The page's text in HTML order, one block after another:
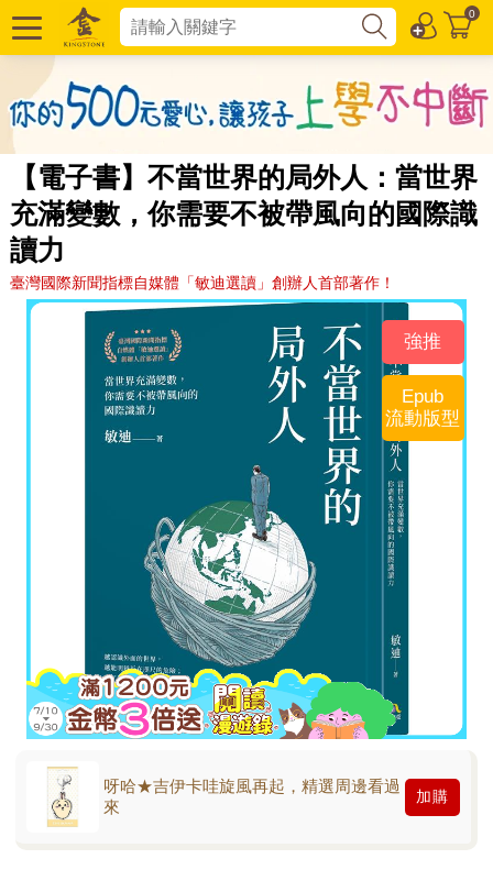
0
【電子書】不當世界的局外人：當世界
充滿變數，你需要不被帶風向的國際識
讀力
臺灣國際新聞指標自媒體「敏迪選讀」創辦人首部著作！
強推
Epub
流動版型
呀哈★吉伊卡哇旋風再起，精選周邊看過
來
加購